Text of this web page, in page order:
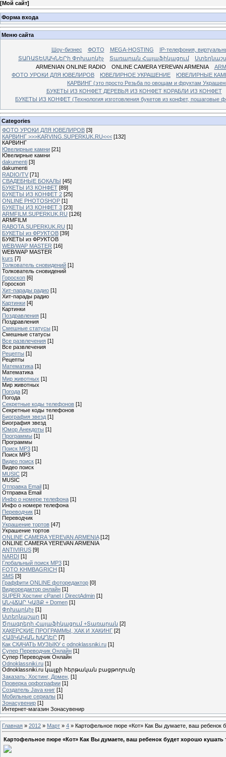
[Мой сайт]
Форма входа
Меню сайта
Шоу-бизнес ФОТО MEGA-HOSTING
IP-телефония,
ՏԱՌԱՏԵՍԱԿՆԵՐի Փոխարկիչ
Տառարան Հայաֆիկացում
ARMENIAN ONLINE RADIO
ONLINE CAMERA YEREVAN ARMENIA
ФОТО УРОКИ ДЛЯ ЮВЕЛИРОВ
ЮВЕЛИРНОЕ УКРАШЕНИЕ
ЮВЕЛИРНЫЕ
КАРВИНГ (это просто Резьба по овощам и фруктам
БУКЕТЫ ИЗ КОНФЕТ ДЕРЕВЬЯ ИЗ КОНФЕТ КОРАБЛИ ИЗ КОНФЕТ
БУКЕТЫ ИЗ КОНФЕТ (Технология изготовления букетов из конфет, пошаговые
Categories
ФОТО УРОКИ ДЛЯ ЮВЕЛИРОВ [3]
КАРВИНГ >>>KARVING.SUPERKUK.RU<<< [132]
КАРВИНГ
Ювелирные камни [21]
Ювелирные камни
dakumenti [3]
dakumenti
RADIO/TV [71]
СВАДЕБНЫЕ БОКАЛЫ [45]
БУКЕТЫ ИЗ КОНФЕТ [89]
БУКЕТЫ ИЗ КОНФЕТ 2 [25]
ONLINE PHOTOSHOP [1]
БУКЕТЫ ИЗ КОНФЕТ 3 [23]
ARMFILM.SUPERKUK.RU [126]
ARMFILM
RABOTA.SUPERKUK.RU [1]
БУКЕТЫ из ФРУКТОВ [39]
БУКЕТЫ из ФРУКТОВ
WEB/WAP MASTER [16]
WEB/WAP MASTER
kurs [7]
Толкователь сновидений [1]
Толкователь сновидений
Гороскоп [6]
Гороскоп
Хит-парады радио [1]
Хит-парады радио
Картинки [4]
Картинки
Поздравления [1]
Поздравления
Смешные статусы [1]
Смешные статусы
Все развлечения [1]
Все развлечения
Рецепты [1]
Рецепты
Математика [1]
Математика
Мир животных [1]
Мир животных
Погода [2]
Погода
Секретные коды телефонов [1]
Секретные коды телефонов
Биография звезд [1]
Биография звезд
Юмор Анекдоты [1]
Программы [1]
Программы
Поиск MP3 [1]
Поиск MP3
Видео поиск [1]
Видео поиск
MUSIC [2]
MUSIC
Отправка Email [1]
Отправка Email
Инфо о номере телефона [1]
Инфо о номере телефона
Переводчик [1]
Переводчик
Украшение тортов [47]
Украшение тортов
ONLINE CAMERA YEREVAN ARMENIA [12]
ONLINE CAMERA YEREVAN ARMENIA
ANTIVIRUS [9]
NARDI [1]
Глобальный поиск MP3 [1]
FOTO KHMBAGRICH [1]
SMS [3]
Граффити ONLINE фоторедактор [0]
Видеоредактор онлайн [1]
SUPER Xостинг cPanel | DirectAdmin [1]
ԱՆՎՃԱՐ ԿԱՅՔ + Domen [1]
Փոխարկիչ [1]
Ստեղնաշար [1]
Ծրագրերի Հայաֆիկացում +Տառարան [2]
ХАКЕРСКИЕ ПРОГРАММЫ, ХАК И ХАКИНГ [2]
ՀԱՅԿԱԿԱՆ ԽԱՂԵՐ [7]
Как СКАЧАТЬ МУЗЫКУ с odnoklassniki.ru [1]
Cупер Переводчик Oнлайн [1]
Cупер Переводчик Oнлайн
Odnoklassniki.ru [1]
Odnoklassniki.ru կայքի հերթական բացթողումը
Заказать: Хостинг, Домен, [1]
Проверка орфографии [1]
Создатель Java книг [1]
Мобильные сериалы [1]
Зонасувенир [1]
Интернет-магазин Зонасувенир
Главная » 2012 » Март » 4 » Картофельное пюре «Кот» Как Вы думаете, ваш ребенок
Картофельное пюре «Кот» Как Вы думаете, ваш ребенок будет хорошо кушать